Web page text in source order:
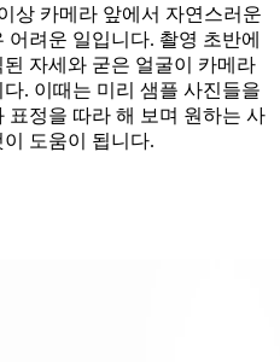
상 카메라 앞에서 자연스러운
어려운 일입니다. 촬영 초반에
자세와 굳은 얼굴이 카메라
. 이때는 미리 샘플 사진들을
표정을 따라 해 보며 원하는 사
도움이 됩니다.